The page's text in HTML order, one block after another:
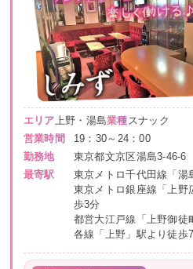
エリア 上野・湯島業種 スナック
営業時間
19：30～24：00
勤務地
東京都文京区湯島3-46-
最寄駅
東京メトロ千代田線「湯
東京メトロ銀座線「上野
歩3分
都営大江戸線「上野御
各線「上野」駅より徒歩